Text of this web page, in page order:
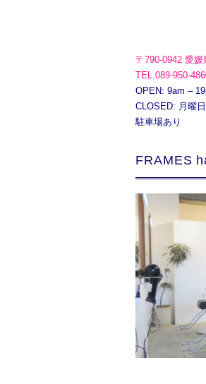
〒790-0942 愛
TEL.089-950-
OPEN: 9am –
CLOSED: 月曜
駐車場あり
FRAMES